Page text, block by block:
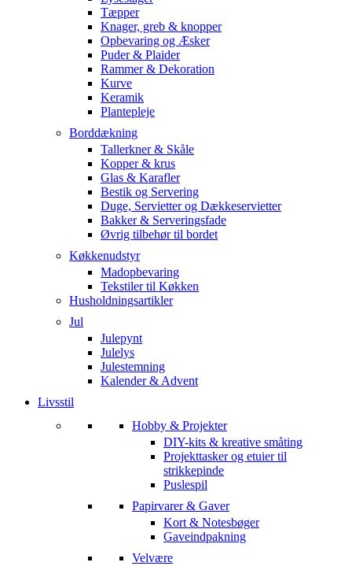
Tæpper
Knager, greb & knopper
Opbevaring og Æsker
Puder & Plaider
Rammer & Dekoration
Kurve
Keramik
Plantepleje
Borddækning
Tallerkner & Skåle
Kopper & krus
Glas & Karafler
Bestik og Servering
Duge, Servietter og Dækkeservietter
Bakker & Serveringsfade
Øvrig tilbehør til bordet
Køkkenudstyr
Madopbevaring
Tekstiler til Køkken
Husholdningsartikler
Jul
Julepynt
Julelys
Julestemning
Kalender & Advent
Livsstil
Hobby & Projekter
DIY-kits & kreative småting
Projekttasker og etuier til
strikkepinde
Puslespil
Papirvarer & Gaver
Kort & Notesbøger
Gaveindpakning
Velvære